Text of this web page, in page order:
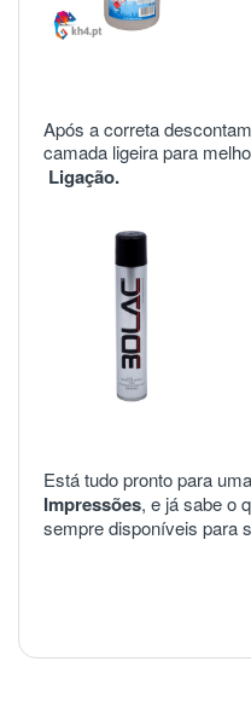
Após a correta
camada ligeira para
Ligação.
Está tudo pronto para
Impressões, e já sabe o
sempre disponíveis para